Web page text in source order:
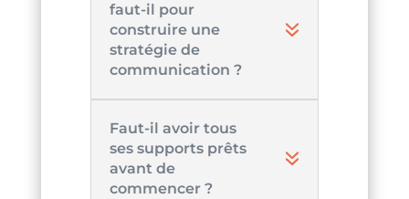
faut-il pour
construire une
stratégie de
communication ?
Faut-il avoir tous
ses supports prêts
avant de
commencer ?